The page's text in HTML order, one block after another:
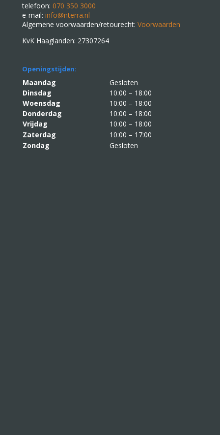
telefoon: 070 350 3000
e-mail: info@nterra.nl
Algemene voorwaarden/retourecht: Voorwaarden
KvK Haaglanden: 27307264
Openingstijden:
Maandag
Gesloten
Dinsdag
10:00 – 18:00
Woensdag
10:00 – 18:00
Donderdag
10:00 – 18:00
Vrijdag
10:00 – 18:00
Zaterdag
10:00 – 17:00
Zondag
Gesloten